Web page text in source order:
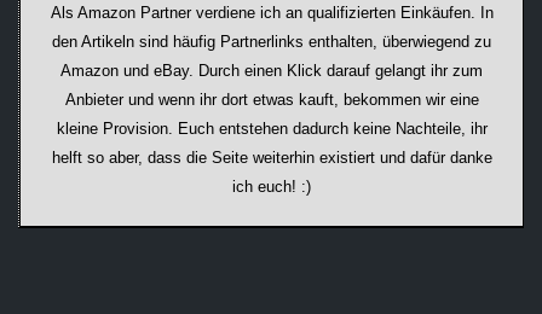
Als Amazon Partner verdiene ich an qualifizierten Einkäufen. In
den Artikeln sind häufig Partnerlinks enthalten, überwiegend zu
Amazon und eBay. Durch einen Klick darauf ge­lan­gt ihr zum
Anbieter und wenn ihr dort etwas kauft, bekommen wir ei­ne
kleine Provision. Euch entstehen dadurch keine Nachteile, ihr
helft so aber, dass die Seite weiterhin existiert und dafür danke
ich euch! :)